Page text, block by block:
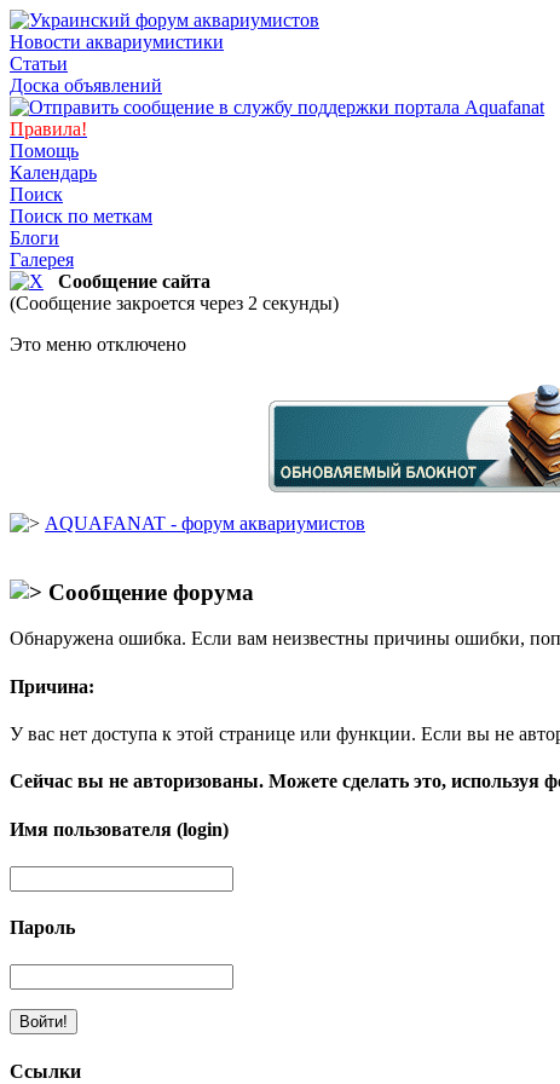
Новости аквариумистики
Статьи
Доска объявлений
Правила!
Помощь
Календарь
Поиск
Поиск по меткам
Блоги
Галерея
Сообщение сайта
(Сообщение закроется через 2 секунды)
Это меню отключено
AQUAFANAT - форум аквариумистов
Сообщение форума
Обнаружена ошибка. Если вам неизвестны причины ошибки,
Причина:
У вас нет доступа к этой странице или функции. Если вы не
Сейчас вы не авторизованы. Можете сделать это, используя
Имя пользователя (login)
Пароль
Ссылки